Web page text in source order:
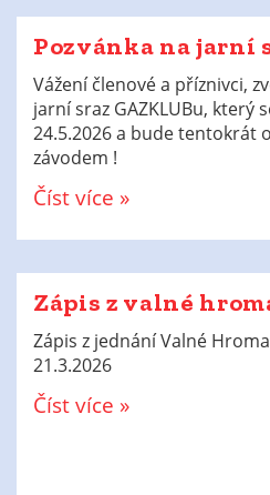
Pozvánka na jarní
Vážení členové a příznivci,
jarní sraz GAZKLUBu, který
24.5.2026 a bude tentokrát
závodem !
Číst více »
Zápis z valné
Zápis z jednání Valné
21.3.2026
Číst více »